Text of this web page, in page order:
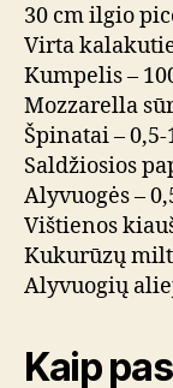
30 cm ilgio
Virta
Kumpelis –
Mozzarella
Špinatai –
Saldžiosios
Alyvuogės –
Vištienos
Kukurūzų
Alyvuogių
Kaip